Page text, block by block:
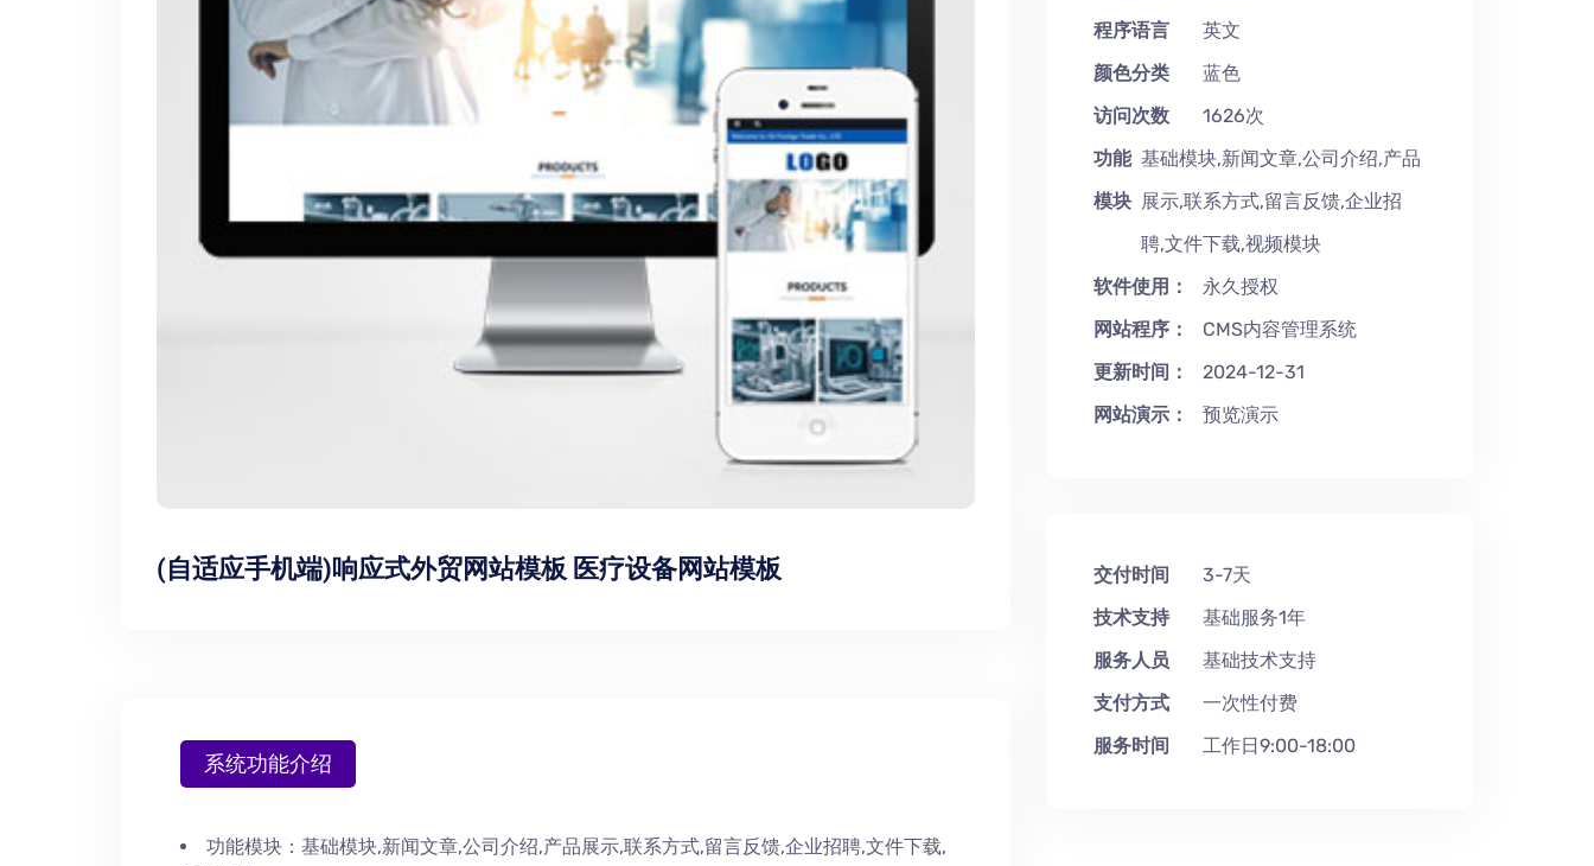
(自适应手机端)响应式外贸网站模板 医疗设备网站模板
系统功能介绍
功能模块： 基础模块,新闻文章,公司介绍,产品展示,联系方式,留言反馈,企业招聘,文件下载,
程序语言
英文
颜色分类
蓝色
访问次数
1626次
功能
模块
基础模块,新闻文章,公司介绍,产品
展示,联系方式,留言反馈,企业招
聘,文件下载,视频模块
软件使用：
永久授权
网站程序：
CMS内容管理系统
更新时间：
2024-12-31
网站演示：
预览演示
交付时间
3-7天
技术支持
基础服务1年
服务人员
基础技术支持
支付方式
一次性付费
服务时间
工作日9:00-18:00